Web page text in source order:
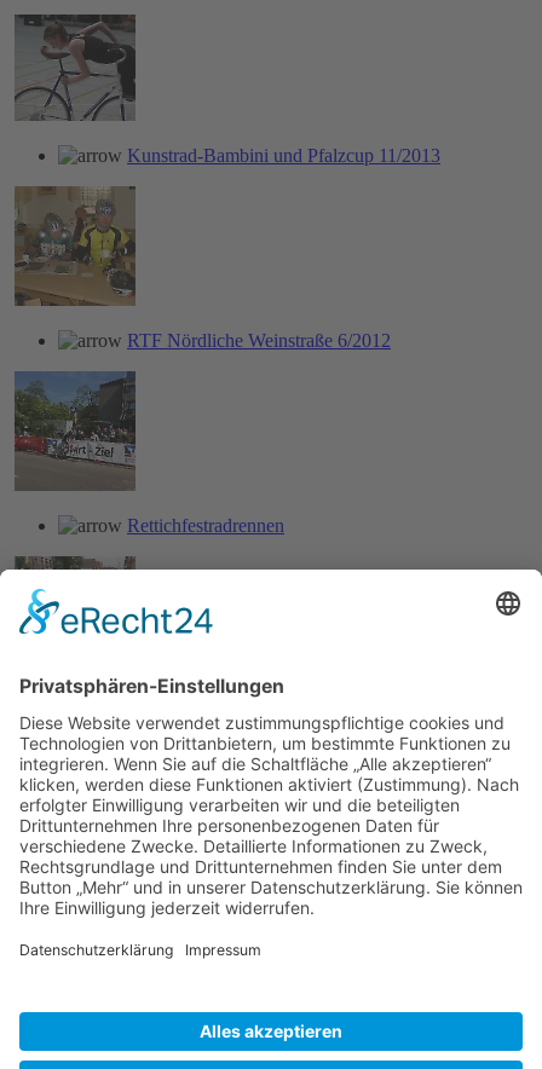
Kunstrad-Bambini und Pfalzcup 11/2013
RTF Nördliche Weinstraße 6/2012
Rettichfestradrennen
Rettichfestumzug 6/2011
Vereinsheim
Aktuelle Seite:
Home